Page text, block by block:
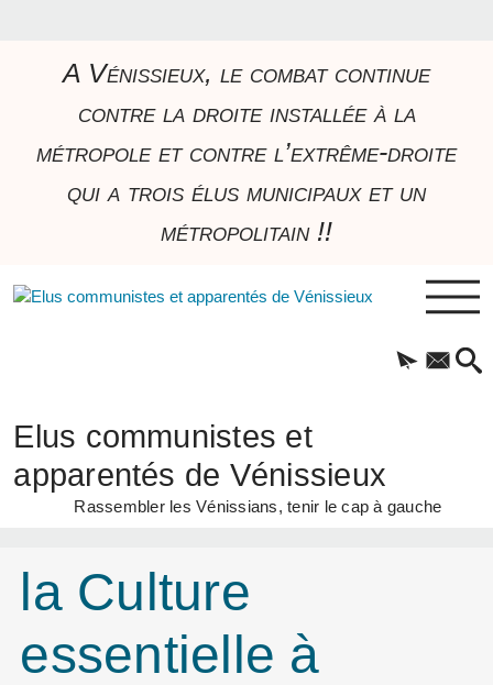
A Vénissieux, le combat continue
contre la droite installée à la
métropole et contre l’extrême-droite
qui a trois élus municipaux et un
métropolitain !!
Elus communistes et
apparentés de Vénissieux
Rassembler les Vénissians, tenir le cap à gauche
la Culture
essentielle à